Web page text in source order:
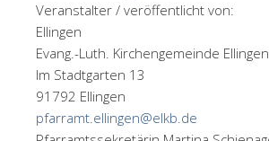
Veranstalter / veröffentlicht von:
Ellingen
Evang.-Luth. Kirchengemeinde Ellingen
Im Stadtgarten 13
91792 Ellingen
pfarramt.ellingen@elkb.de